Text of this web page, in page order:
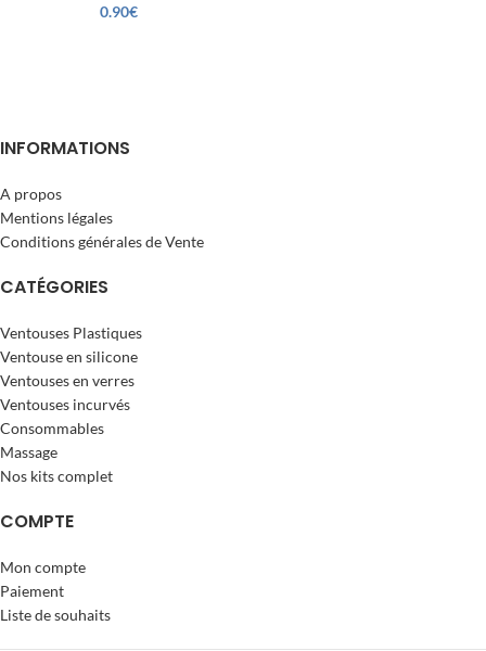
0.90€
INFORMATIONS
A propos
Mentions légales
Conditions générales de Vente
CATÉGORIES
Ventouses Plastiques
Ventouse en silicone
Ventouses en verres
Ventouses incurvés
Consommables
Massage
Nos kits complet
COMPTE
Mon compte
Paiement
Liste de souhaits